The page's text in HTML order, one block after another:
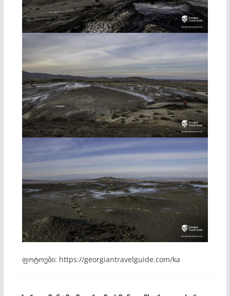
ფოტოები: https://georgiantravelguide.com/ka